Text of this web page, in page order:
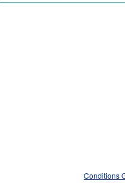
Conditions